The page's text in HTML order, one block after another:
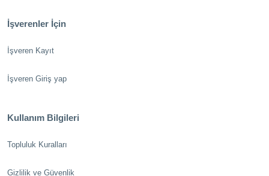
İşverenler İçin
İşveren Kayıt
İşveren Giriş yap
Kullanım Bilgileri
Topluluk Kuralları
Gizlilik ve Güvenlik